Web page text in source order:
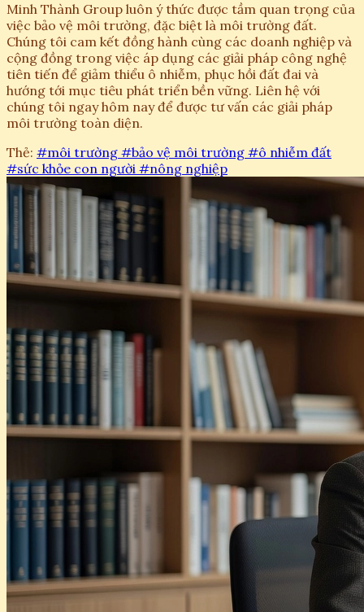
Minh Thành Group luôn ý thức được tầm quan trọng của
việc bảo vệ môi trường, đặc biệt là môi trường đất.
Chúng tôi cam kết đồng hành cùng các doanh nghiệp và
cộng đồng trong việc áp dụng các giải pháp công nghệ
tiên tiến để giảm thiểu ô nhiễm, phục hồi đất đai và
hướng tới mục tiêu phát triển bền vững. Liên hệ với
chúng tôi ngay hôm nay để được tư vấn các giải pháp
môi trường toàn diện.
Thẻ: #môi trường #bảo vệ môi trường #ô nhiễm đất
#sức khỏe con người #nông nghiệp